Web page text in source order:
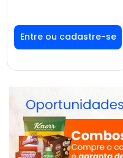
Faça seu login ou
cadastre-se para
ver preços e